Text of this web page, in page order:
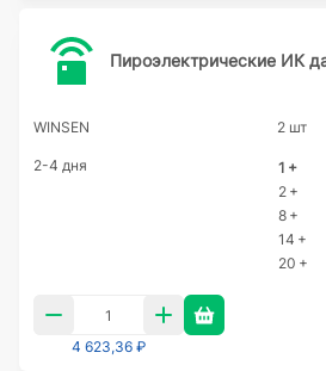
Пироэлектрические ИК
WINSEN 2 шт
2-4 дня 1 +
2 +
8 +
14 +
20 +
4 623,36 ₽